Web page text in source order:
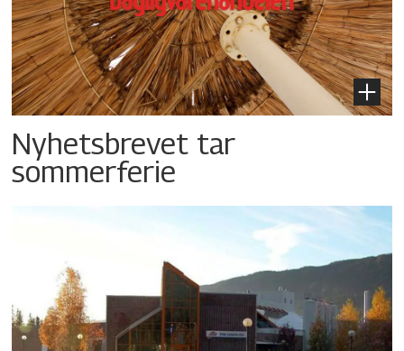
Nyhetsbrevet tar
sommerferie